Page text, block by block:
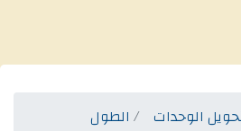
الوحدات
الطول